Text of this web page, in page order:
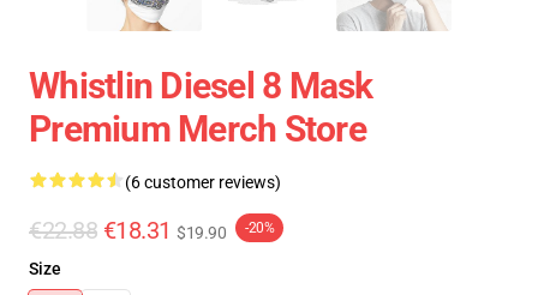
Whistlin Diesel 8 Mask
Premium Merch Store
(6 customer reviews)
€22.88 €18.31 $19.90 -20%
Size